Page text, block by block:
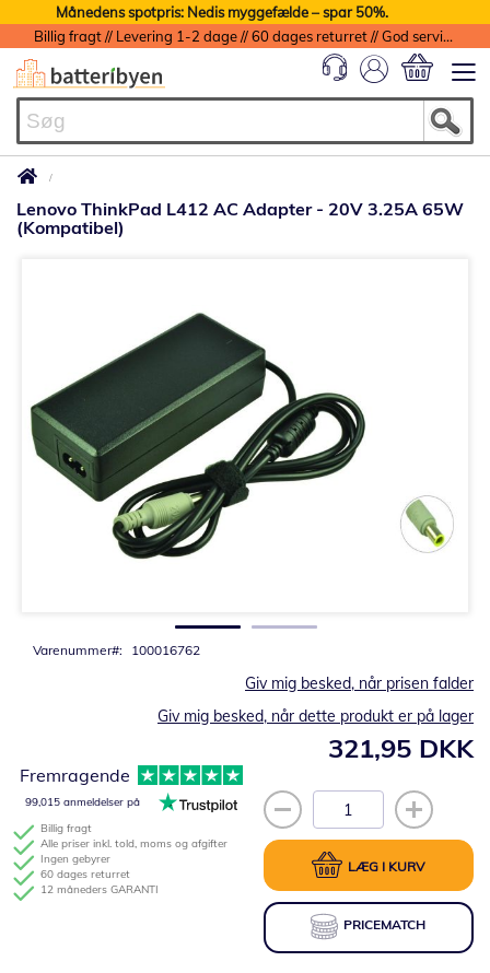
Månedens spotpris: Nedis myggefælde – spar 50%.
Billig fragt // Levering 1-2 dage // 60 dages returret // God service med garanti
Lenovo ThinkPad L412 AC Adapter - 20V 3.25A 65W
(Kompatibel)
Varenummer 100016762
321,95 DKK
Giv mig besked, når prisen falder
Giv mig besked, når dette produkt er på lager
LÆG I KURV
PRICEMATCH
Billig fragt
Alle priser inkl. told, moms og afgifter
Ingen gebyrer
60 dages returret
12 måneders GARANTI
Fremragende
99,015 anmeldelser på